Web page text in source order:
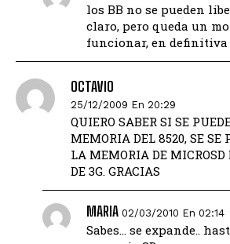
los BB no se pueden
claro, pero queda un
funcionar, en definitiva
OCTAVIO
25/12/2009 En 20:29
QUIERO SABER SI SE
MEMORIA DEL 8520, SE SE
LA MEMORIA DE MICROSD
DE 3G. GRACIAS
MARIA 02/03/2010 En 02:14
Sabes… se expande..